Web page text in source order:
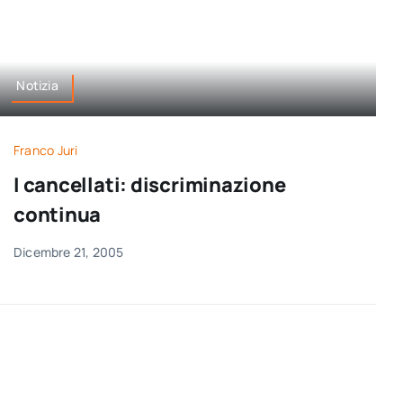
Notizia
Franco Juri
I cancellati: discriminazione
continua
Dicembre 21, 2005